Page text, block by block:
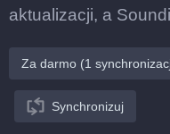
aktualizacji, a
Za darmo (1
Synchronizuj